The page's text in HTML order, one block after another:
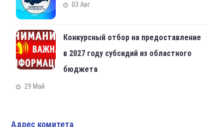
03 Авг
Конкурсный отбор на предоставление
в 2027 году субсидий из областного
бюджета
29 Май
Адрес комитета